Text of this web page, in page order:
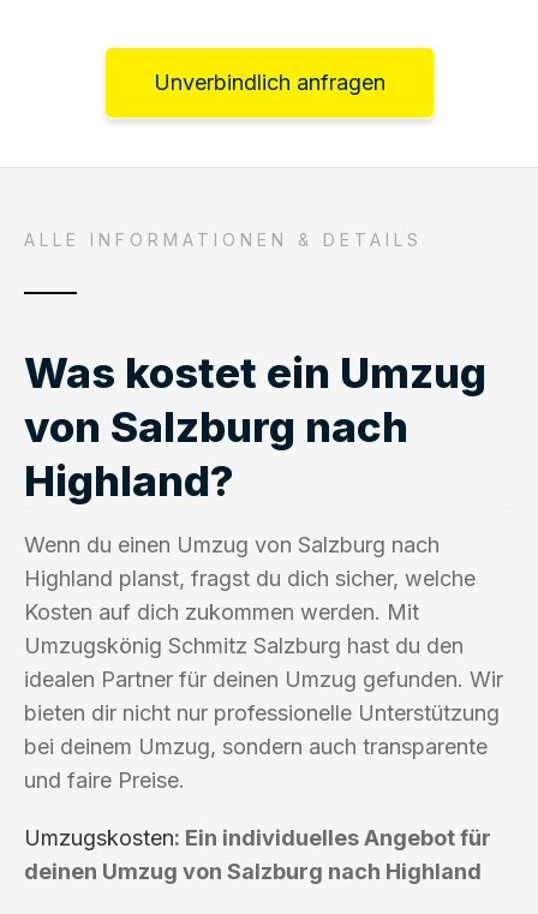
Unverbindlich anfragen
ALLE INFORMATIONEN & DETAILS
Was kostet ein Umzug
von Salzburg nach
Highland?
Wenn du einen Umzug von Salzburg nach
Highland planst, fragst du dich sicher, welche
Kosten auf dich zukommen werden. Mit
Umzugskönig Schmitz Salzburg hast du den
idealen Partner für deinen Umzug gefunden. Wir
bieten dir nicht nur professionelle Unterstützung
bei deinem Umzug, sondern auch transparente
und faire Preise.
Umzugskosten: Ein individuelles Angebot für
deinen Umzug von Salzburg nach Highland